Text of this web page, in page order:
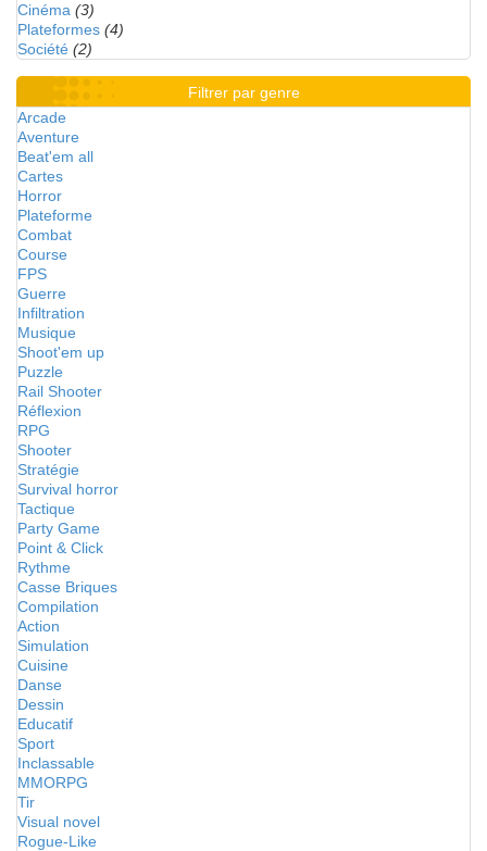
Cinéma (3)
Plateformes (4)
Société (2)
Filtrer par genre
Arcade
Aventure
Beat'em all
Cartes
Horror
Plateforme
Combat
Course
FPS
Guerre
Infiltration
Musique
Shoot'em up
Puzzle
Rail Shooter
Réflexion
RPG
Shooter
Stratégie
Survival horror
Tactique
Party Game
Point & Click
Rythme
Casse Briques
Compilation
Action
Simulation
Cuisine
Danse
Dessin
Educatif
Sport
Inclassable
MMORPG
Tir
Visual novel
Rogue-Like